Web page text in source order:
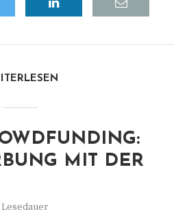
MIT DER
Lesedauer